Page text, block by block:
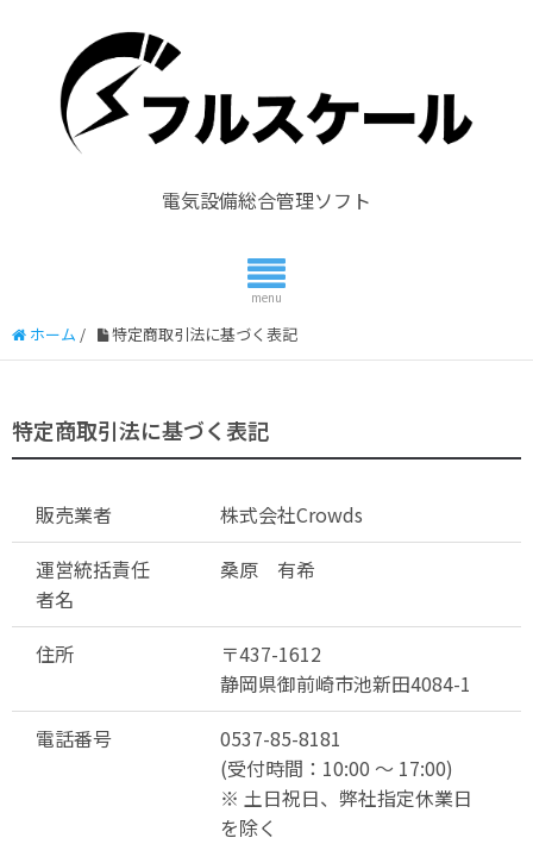
電気設備総合管理ソフト
ホーム / 特定商取引法に基づく表記
特定商取引法に基づく表記
販売業者
株式会社Crowds
運営統括責任
者名
桑原 有希
住所
〒437-1612
静岡県御前崎市池新田4084-1
電話番号
0537-85-8181
(受付時間：10:00 ～ 17:00)
※ 土日祝日、弊社指定休業日
を除く